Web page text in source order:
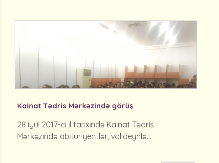
Kainat Tədris Mərkəzində görüş
28 iyul 2017-ci il tarixində Kainat Tədris
Mərkəzində abituriyentlər, valideynlə...